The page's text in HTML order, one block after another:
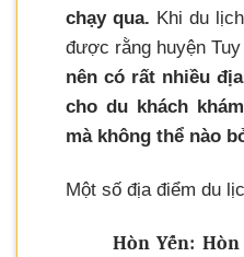
chạy qua. Khi du
được rằng huyện Tuy
nên có rất nhiều
cho du khách
mà không thể nào
Một số địa điểm du
Hòn Yến: